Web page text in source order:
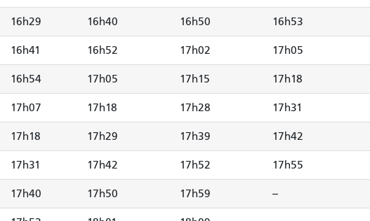
16h29 16h40 16h50 16h53
16h41 16h52 17h02 17h05
16h54 17h05 17h15 17h18
17h07 17h18 17h28 17h31
17h18 17h29 17h39 17h42
17h31 17h42 17h52 17h55
17h40 17h50 17h59 --